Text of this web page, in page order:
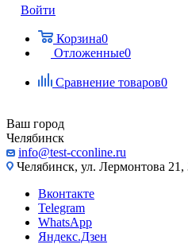
Войти
Корзина0
Отложенные0
Сравнение товаров0
Ваш город
Челябинск
info@test-cconline.ru
Челябинск, ул. Лермонтова
Вконтакте
Telegram
WhatsApp
Яндекс.Дзен